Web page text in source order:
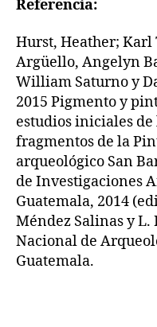
Referencia:
Hurst, Heather; Karl
Argüello, Angelyn
William Saturno y
2015 Pigmento y
estudios iniciales
fragmentos de la
arqueológico San
de Investigaciones
Guatemala, 2014
Méndez Salinas y L.
Nacional de
Guatemala.